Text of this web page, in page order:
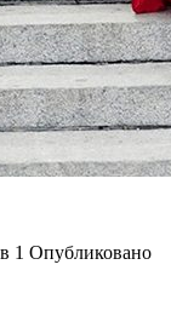
1 Опубликовано